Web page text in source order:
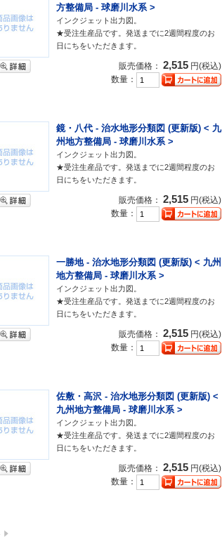
方整備局 - 球磨川水系 >
インクジェット出力図。
★受注生産品です。発送までに2週間程度のお
日にちをいただきます。
販売価格： 2,515 円(税込)
数量：
鏡・八代 - 治水地形分類図 (更新版) < 九
州地方整備局 - 球磨川水系 >
インクジェット出力図。
★受注生産品です。発送までに2週間程度のお
日にちをいただきます。
販売価格： 2,515 円(税込)
数量：
一勝地 - 治水地形分類図 (更新版) < 九州
地方整備局 - 球磨川水系 >
インクジェット出力図。
★受注生産品です。発送までに2週間程度のお
日にちをいただきます。
販売価格： 2,515 円(税込)
数量：
佐敷・高沢 - 治水地形分類図 (更新版) <
九州地方整備局 - 球磨川水系 >
インクジェット出力図。
★受注生産品です。発送までに2週間程度のお
日にちをいただきます。
販売価格： 2,515 円(税込)
数量：